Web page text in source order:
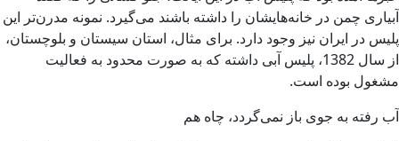
آبیاری چمن در خانه‌هایشان را داشته باشند می‌گیرد. نمونه مدرن‌تر این
پلیس در ایران نیز وجود دارد. برای مثال، استان سیستان و بلوچستان،
از سال 1382، پلیس آبی داشته که به صورت محدود به فعالیت
مشغول بوده است.
آب رفته به جوی باز نمی‌گردد، چاه هم